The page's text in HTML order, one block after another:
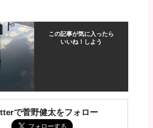
この記事が気に入ったら
いいね！しよう
で菅野健太をフォロー